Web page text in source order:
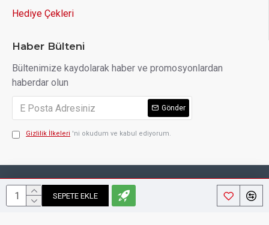
SEPETE EKLE
Hediye Çekleri
Haber Bülteni
Bültenimize kaydolarak haber ve promosyonlardan
haberdar olun
Gönder
Gizlilik İlkeleri 'ni okudum ve kabul ediyorum.
Copyright © 2014, Your Store, All Rights Reserved